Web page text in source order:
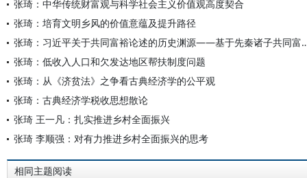
张琦：中华传统财富观与科学社会主义价值观高度契合
张琦：培育文明乡风的价值意蕴及提升路径
张琦：习近平关于共同富裕论述
张琦：低收入人口和欠发达地区帮扶制度问题
张琦：从《济贫法》之争看古典经济学的公平观
张琦：古典经济学税收思想散论
张琦 王一凡：扎实推进乡村全面振兴
张琦 李顺强：对有力推进乡村全面振兴的思考
相同主题阅读